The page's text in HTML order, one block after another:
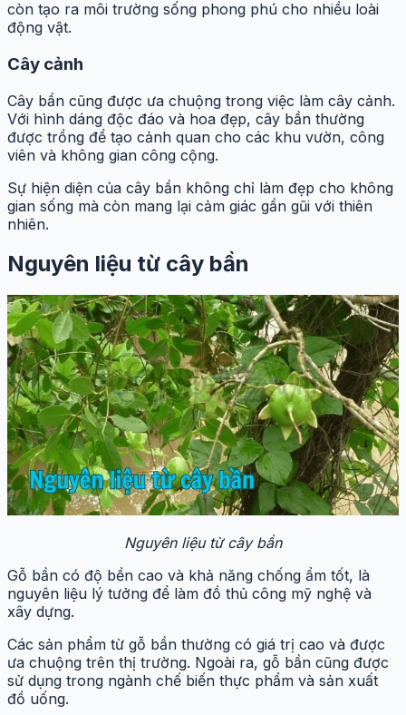
còn tạo ra môi trường sống phong phú cho nhiều loài
động vật.
Cây cảnh
Cây bần cũng được ưa chuộng trong việc làm cây cảnh.
Với hình dáng độc đáo và hoa đẹp, cây bần thường
được trồng để tạo cảnh quan cho các khu vườn, công
viên và không gian công cộng.
Sự hiện diện của cây bần không chỉ làm đẹp cho không
gian sống mà còn mang lại cảm giác gần gũi với thiên
nhiên.
Nguyên liệu từ cây bần
Nguyên liệu từ cây bần
Gỗ bần có độ bền cao và khả năng chống ẩm tốt, là
nguyên liệu lý tưởng để làm đồ thủ công mỹ nghệ và
xây dựng.
Các sản phẩm từ gỗ bần thường có giá trị cao và được
ưa chuộng trên thị trường. Ngoài ra, gỗ bần cũng được
sử dụng trong ngành chế biến thực phẩm và sản xuất
đồ uống.